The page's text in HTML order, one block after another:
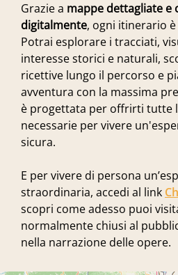
Grazie a mappe dettagliate e
digitalmente, ogni itinerario
Potrai esplorare i tracciati,
interesse storici e naturali,
ricettive lungo il percorso e
avventura con la massima
è progettata per offrirti tutte
necessarie per vivere
sicura.
E per vivere di persona
straordinaria, accedi al link
scopri come adesso puoi
normalmente chiusi al
nella narrazione delle opere.